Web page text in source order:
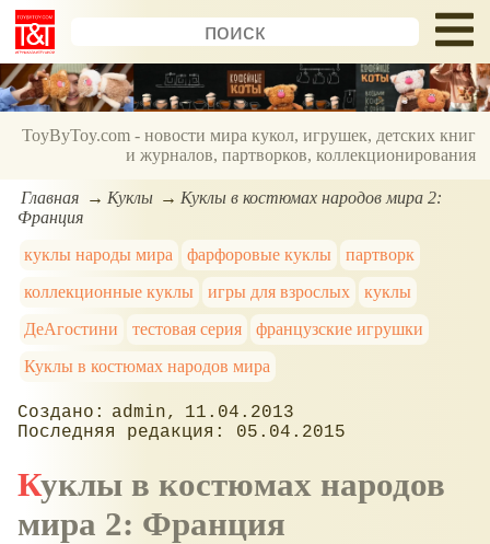
ToyByToy.com - новости мира кукол, игрушек, детских книг
и журналов, партворков, коллекционирования
Главная Куклы
Куклы в костюмах народов мира 2:
Франция
куклы народы мира
фарфоровые куклы
партворк
коллекционные куклы
игры для взрослых
куклы
ДеАгостини
тестовая серия
французские игрушки
Куклы в костюмах народов мира
admin
11.04.2013
05.04.2015
Куклы в костюмах народов
мира 2: Франция